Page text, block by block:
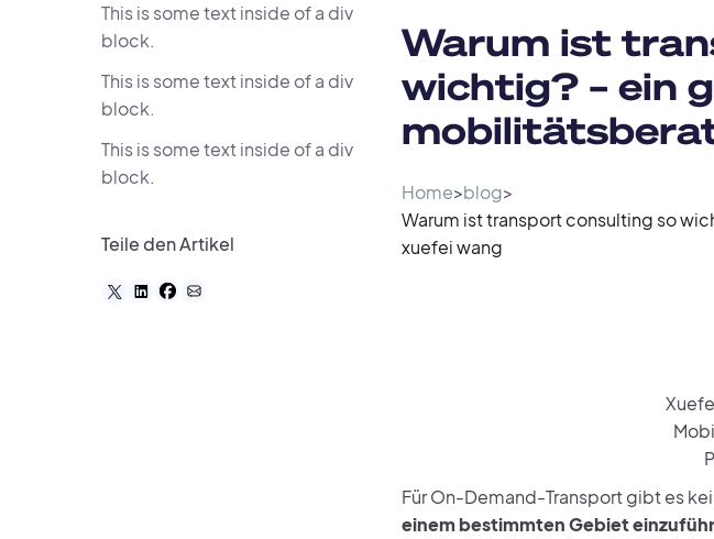
This is some text inside of a div
block.
This is some text inside of a div
block.
This is some text inside of a div
block.
Teile den Artikel
Home>blog>
Warum ist transport consulting so
xuefei wang
Warum ist
wichtig? – ein
Für On-Demand-Transport gibt es
einem bestimmten Gebiet